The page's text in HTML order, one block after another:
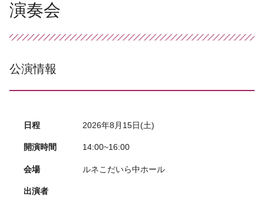
演奏会
公演情報
日程 2026年8月15日(土)
開演時間 14:00~16:00
会場 ルネこだいら中ホール
出演者